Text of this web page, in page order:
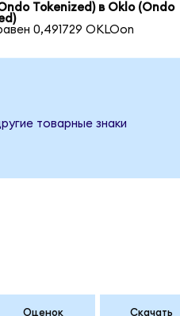
Tokenized) в Oklo (Ondo
0,491729 OKLOon
товарные знаки
Оценок Скачать